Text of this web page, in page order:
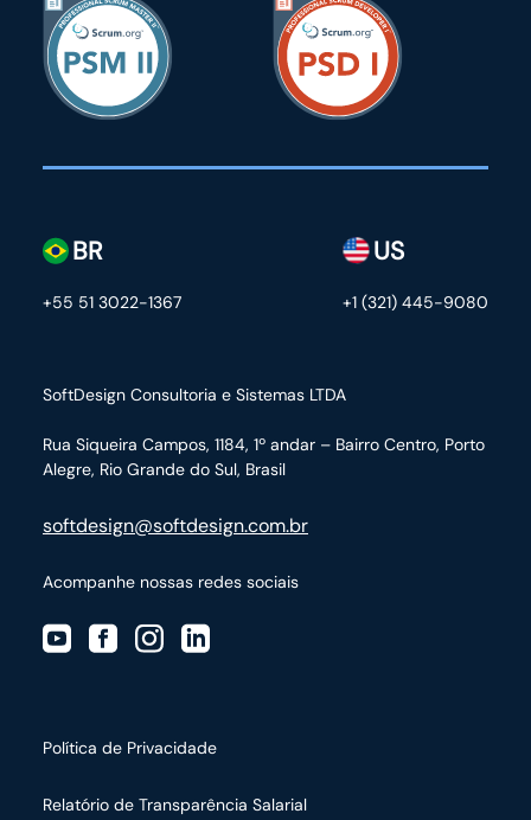
SoftDesign Consultoria e Sistemas LTDA
Rua Siqueira Campos, 1184, 1º andar – Bairro Centro, Porto
Alegre, Rio Grande do Sul, Brasil
softdesign@softdesign.com.br
BR
+55 51 3022-1367
US
+1 (321) 445-9080
Acompanhe nossas redes sociais
Política de Privacidade
Relatório de Transparência Salarial